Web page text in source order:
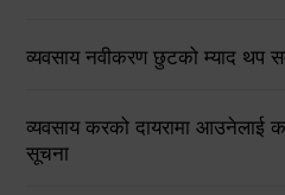
व्यवसाय नवीकरण छुटको म्याद थप
व्यवसाय करको दायरामा आउनेलाई
सूचना